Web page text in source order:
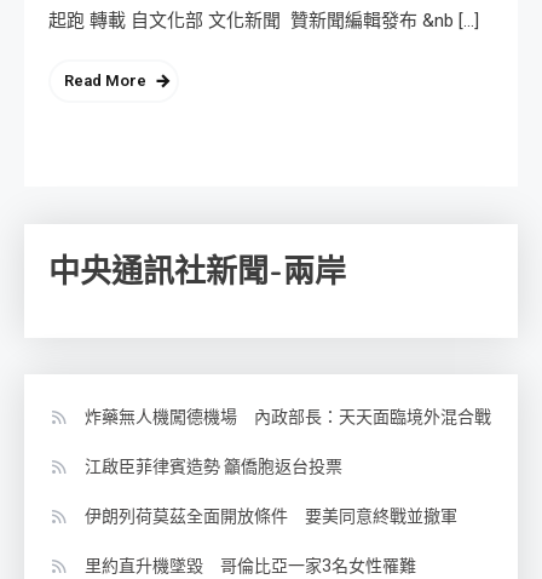
起跑 轉載 自文化部 文化新聞 贊新聞編輯發布 &nb […]
Read More
中央通訊社新聞-兩岸
炸藥無人機闖德機場 內政部長：天天面臨境外混合戰
江啟臣菲律賓造勢 籲僑胞返台投票
伊朗列荷莫茲全面開放條件 要美同意終戰並撤軍
里約直升機墜毀 哥倫比亞一家3名女性罹難